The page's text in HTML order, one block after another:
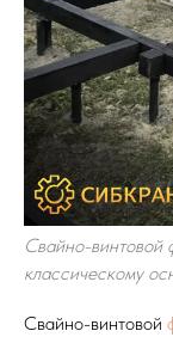
Свайно-винтовой
классическому
Свайно-винтовой